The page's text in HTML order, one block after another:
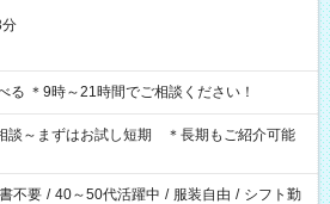
▼5h～シフト選べる ＊9時～21時間でご相談ください！
談～まずはお試し短期 ＊長期もご紹介可能
不要 / 40～50代活躍中 / 服装自由 / シフト勤